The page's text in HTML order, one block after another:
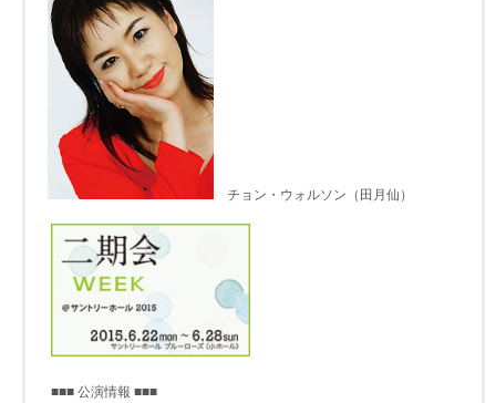
チョン・ウォルソン（田月仙）
■■■ 公演情報 ■■■